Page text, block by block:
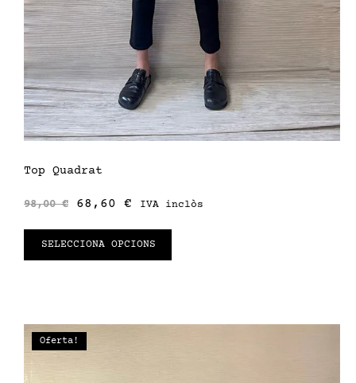
Top Quadrat
98,00€ 68,60 € IVA inclòs
SELECCIONA OPCIONS
Oferta!